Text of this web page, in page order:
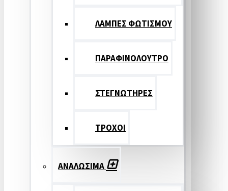
ΛΑΜΠΕΣ ΦΩΤΙΣΜΟΥ
ΠΑΡΑΦΙΝΟΛΟΥΤΡΟ
ΣΤΕΓΝΩΤΗΡΕΣ
ΤΡΟΧΟΙ
ΑΝΑΛΩΣΙΜΑ